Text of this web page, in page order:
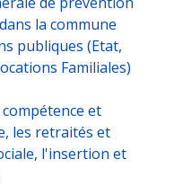
la commune
publiques (Etat,
Familiales)
et
les retraités et
l'insertion et